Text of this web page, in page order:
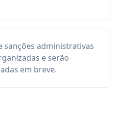
sanções administrativas
e serão
em breve.